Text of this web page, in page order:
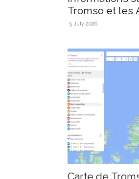
Tromso et les
(Breivikeidet...
5 July 2026
Carte de